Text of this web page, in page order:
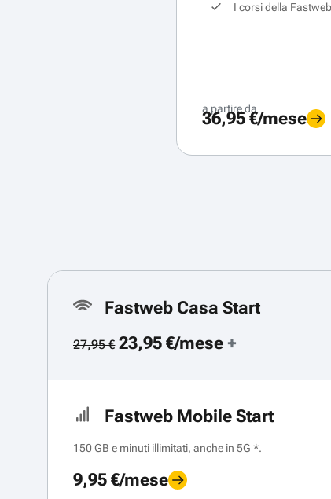
I corsi della
a partire da
36,95 €/mese
Fastweb Casa Start
27,95 €23,95 €/mese +
Fastweb Mobile Start
150 GB e minuti illimitati, anche in 5G *.
9,95 €/mese